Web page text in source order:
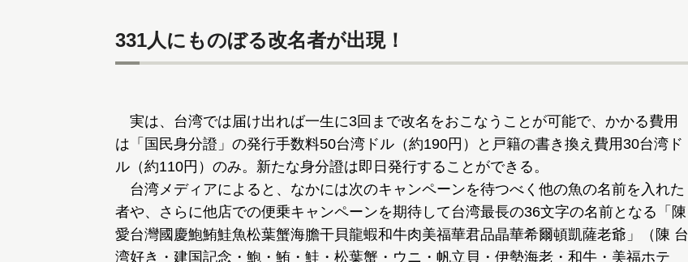
331人にものぼる改名者が出現！
実は、台湾では届け出れば一生に3回まで改名をおこなうことが可能で、かかる費用
は「国民身分證」の発行手数料50台湾ドル（約190円）と戸籍の書き換え費用30台湾ド
ル（約110円）のみ。新たな身分證は即日発行することができる。
台湾メディアによると、なかには次のキャンペーンを待つべく他の魚の名前を入れた
者や、さらに他店での便乗キャンペーンを期待して台湾最長の36文字の名前となる「陳
愛台灣國慶鮑鮪鮭魚松葉蟹海膽干貝龍蝦和牛肉美福華君品晶華希爾頓凱薩老爺」（陳 台
湾好き・建国記念・鮑・鮪・鮭・松葉蟹・ウニ・帆立貝・伊勢海老・和牛・美福ホテ